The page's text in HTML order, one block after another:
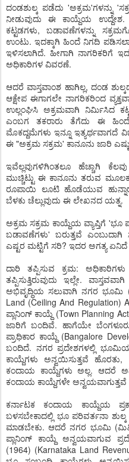
ದಂಡಶುಲ್ಕ ಪಡೆದು 'ಅಕ್ರಮ'ಗಳನ್ನು
ನೀಡುವುದು ಈ ಕಾಯ್ದೆಯ
ಕಟ್ಟಡಗಳು, ಬಡಾವಣೆಗಳನ್ನು
ಉಂಟು. ಇದಕ್ಕಾಗಿ ಹಿಂದೆ ನಿಗದಿ
ಇಳಿಸಲಾಗಿದೆ. ಹೀಗಾಗಿ ನಾಗರಿಕರಿಗೆ
ಅಧಿಕಾರಿಗಳ ವಿವರಣೆ.
ಆದರೆ ವಾಸ್ತವಾಂಶ ಹಾಗಿಲ್ಲ, ದಂಡ
ಆಕ್ಷೇಪ ಈಗಾಗಲೇ ನಾಗರಿಕರಿಂದ
ಉಲ್ಲಂಘಿಸಿ ಅಕ್ರಮವಾಗಿ ನಿರ್ಮಿಸಿದ
ಎಂಬಗ ತಕರಾರು ತೆಗೆದು ಈ
ಮೊಕದ್ದಮೆಗಳು ಇನ್ನೂ ಇತ್ಯರ್ಥವಾಗದೆ
ಈ "ಅಕ್ರಮ ಸಕ್ರಮ' ಕಾನೂನು ಜಾರಿ
ಇವೆಲ್ಲವುಗಳಿಗಿಂತಲೂ ಹೆಚ್ಚಾಗಿ
ಮುಚ್ಚಿಟ್ಟು ಈ ಕಾನೂನು ತರುವ
ರೂಪಾಯಿ ಲೂಟಿ ಹೊಡೆಯುವ
ಬೆಳಕು ಚೆಲ್ಲುವುದು ಈ ಲೇಖನದ ಯತ್ನ.
ಅಕ್ರಮ ಸಕ್ರಮ ಕಾಯ್ದೆಯ ವ್ಯಾಪ್ತಿಗೆ
ಬಡಾವಣೆಗಳು' ಬರುತ್ತವೆ ಎಂಬುದಾಗಿ
ಎಷ್ಟರ ಮಟ್ಟಿಗೆ ಸರಿ? ಇದರ ಅಗತ್ಯ ಏನಿದೆ
ದಾರಿ ತಪ್ಪಿಸುವ ಕ್ರಮ:
ತಪ್ಪಿಸುತ್ತಿರುವುದು ಇಲ್ಲೇ.
ಅಭಿವೃದ್ಧಿಯ ಸಲುವಾಗಿ ನಗರ ಭೂಮಿ
Land (Ceiling And
ಪ್ಲಾನಿಂಗ್ ಕಾಯ್ದೆ (Town Planning
ಜಾರಿಗೆ ಬಂದಿವೆ. ಹಾಗೆಯೇ
ಪ್ರಾಧಿಕಾರ ಕಾಯ್ದೆ (Bangalore
ಬಂದಿದೆ. ನಗರ ಪ್ರದೇಶಗಳಲ್ಲಿ
ಕಾಯ್ದೆಗಳು ಅನ್ವಯಿಸುತ್ತವೆ
ಕಂದಾಯ ಕಾಯ್ದೆಗಳು ಅಲ್ಲ. ಆದರೆ
ಕಂದಾಯ ಕಾಯ್ದೆಗಳೇ ಅನ್ವಯವಾಗುತ್ತವೆ
ಕರ್ನಾಟಕ ಕಂದಾಯ ಕಾಯ್ದೆಯ
ಬಳಸಬೇಕಾದಲ್ಲಿ ಭೂ ಪರಿವರ್ತನಾ
ಮಾಡಬೇಕು. ಆದರೆ ನಗರ ಭೂಮಿ
ಪ್ಲಾನಿಂಗ್ ಕಾಯ್ದೆ ಅನ್ವಯವಾಗುವ
(1964) (Karnataka Land